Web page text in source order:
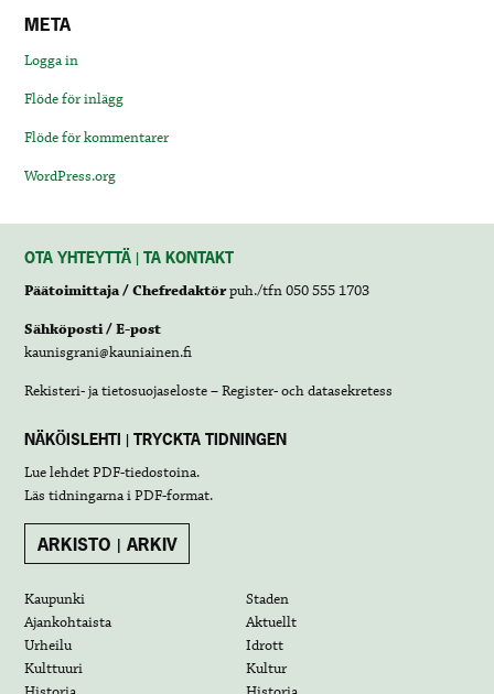
META
Logga in
Flöde för inlägg
Flöde för kommentarer
WordPress.org
OTA YHTEYTTÄ | TA KONTAKT
Päätoimittaja / Chefredaktörpuh./tfn 050 555 1703
Sähköposti / E-post
kaunisgrani@kauniainen.fi
Rekisteri- ja tietosuojaseloste – Register- och datasekretess
NÄKÖISLEHTI | TRYCKTA TIDNINGEN
Lue lehdetPDF-tiedostoina.
Läs tidningarna iPDF-format.
ARKISTO | ARKIV
Kaupunki
Staden
Ajankohtaista
Aktuellt
Urheilu
Idrott
Kulttuuri
Kultur